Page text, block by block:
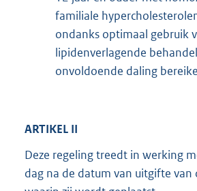
familiale
ondanks optimaal gebruik
lipidenverlagende
onvoldoende daling
ARTIKEL II
Deze regeling treedt in werking
dag na de datum van uitgifte van